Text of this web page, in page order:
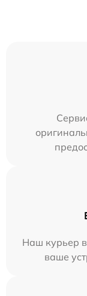
Наш курьер в
ваше